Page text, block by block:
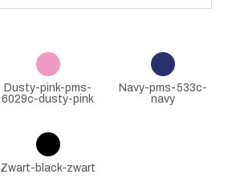
Dusty-pink-pms-
6029c-dusty-pink
Navy-pms-533c-
navy
Zwart-black-zwart